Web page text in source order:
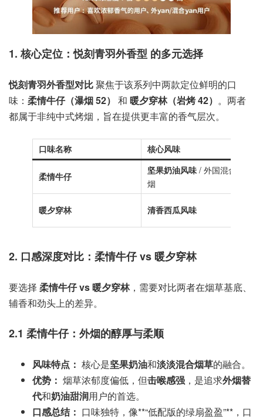
1. 核心定位：悦刻青羽外香型 的多元选择
悦刻青羽外香型对比聚焦于该系列中两款定位鲜明的口
味： 柔情牛仔（瀑烟 52） 和 暖夕穿林（岩烤 42） 。两者
都属于非纯中式烤烟，旨在提供更丰富的香气层次。
口味名称 核心风味
柔情牛仔
坚果奶油风味 / 外国混合
烟
暖夕穿林 清香西瓜风味
2. 口感深度对比： 柔情牛仔 vs 暖夕穿林
要选择 柔情牛仔 vs 暖夕穿林，需要对比两者在烟草基底、
辅香和劲头上的差异。
2.1 柔情牛仔：外烟的醇厚与柔顺
风味特点： 核心是坚果奶油和淡淡混合烟草的融合。
优势： 烟草浓郁度偏低，但击喉感强 ，是追求外烟替
代和奶油甜润用户的首选。
口感总结： 口味独特，像**“低配版的绿扇盈盈”**，口